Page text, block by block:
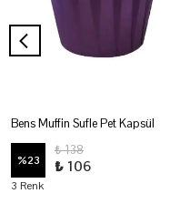
Bens Muffin Sufle Pet Kapsül
%23
₺ 138
₺ 106
3 Renk